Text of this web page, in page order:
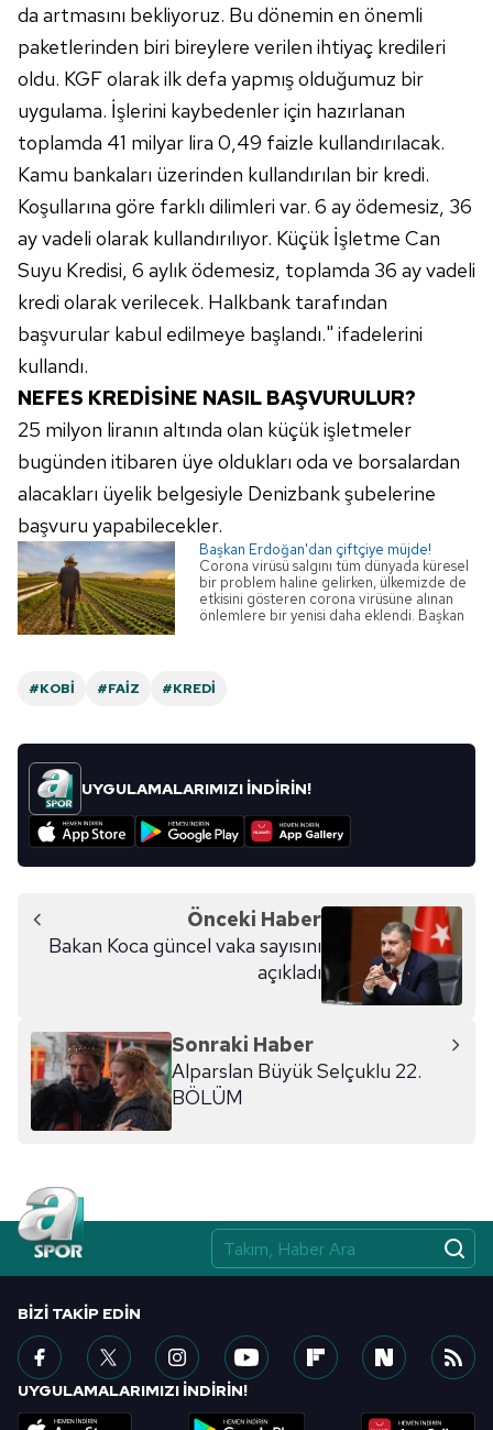
da artmasını bekliyoruz. Bu dönemin en önemli
paketlerinden biri bireylere verilen ihtiyaç kredileri
oldu. KGF olarak ilk defa yapmış olduğumuz bir
uygulama. İşlerini kaybedenler için hazırlanan
toplamda 41 milyar lira 0,49 faizle kullandırılacak.
Kamu bankaları üzerinden kullandırılan bir kredi.
Koşullarına göre farklı dilimleri var. 6 ay ödemesiz, 36
ay vadeli olarak kullandırılıyor. Küçük İşletme Can
Suyu Kredisi, 6 aylık ödemesiz, toplamda 36 ay vadeli
kredi olarak verilecek. Halkbank tarafından
başvurular kabul edilmeye başlandı." ifadelerini
kullandı.
NEFES KREDİSİNE NASIL BAŞVURULUR?
25 milyon liranın altında olan küçük işletmeler
bugünden itibaren üye oldukları oda ve borsalardan
alacakları üyelik belgesiyle Denizbank şubelerine
başvuru yapabilecekler.
Başkan Erdoğan'dan çiftçiye müjde!
Corona virüsü salgını tüm dünyada küresel
bir problem haline gelirken, ülkemizde de
etkisini gösteren corona virüsüne alınan
önlemlere bir yenisi daha eklendi. Başkan
ödemeleri 6 ay ertelendi!
#KOBİ #FAIZ #KREDI
UYGULAMALARIMIZI İNDİRİN!
Önceki Haber
Bakan Koca güncel vaka sayısını
açıkladı
Sonraki Haber
Alparslan Büyük Selçuklu 22.
BÖLÜM
BIZI TAKIP EDIN
UYGULAMALARIMIZI İNDİRİN!